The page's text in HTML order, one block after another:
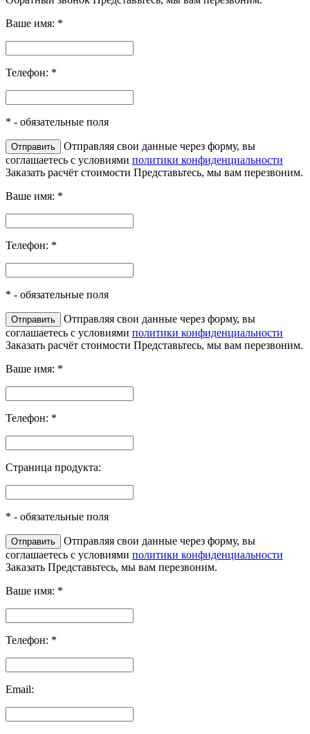
Ваше имя: *
Телефон: *
* - обязательные поля
Отправляя свои данные через форму, вы
соглашаетесь с условиями политики конфиденциальности
Заказать расчёт стоимости Представьтесь, мы вам перезвоним.
Ваше имя: *
Телефон: *
* - обязательные поля
Отправляя свои данные через форму, вы
соглашаетесь с условиями политики конфиденциальности
Заказать расчёт стоимости Представьтесь, мы вам перезвоним.
Ваше имя: *
Телефон: *
Страница продукта:
* - обязательные поля
Отправляя свои данные через форму, вы
соглашаетесь с условиями политики конфиденциальности
Заказать Представьтесь, мы вам перезвоним.
Ваше имя: *
Телефон: *
Email: